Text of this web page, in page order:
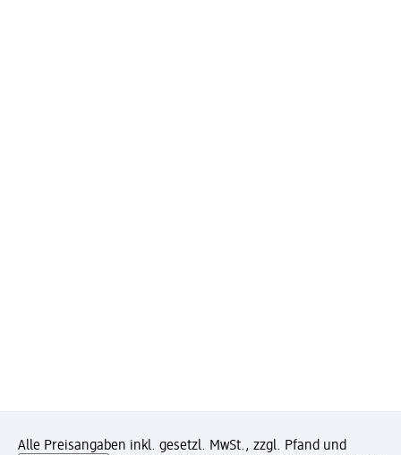
Alle Preisangaben inkl. gesetzl. MwSt., zzgl. Pfand und